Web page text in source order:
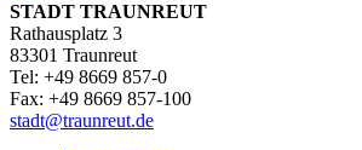
STADT TRAUNREUT
Rathausplatz 3
83301 Traunreut
Tel: +49 8669 857-0
Fax: +49 8669 857-100
stadt@traunreut.de